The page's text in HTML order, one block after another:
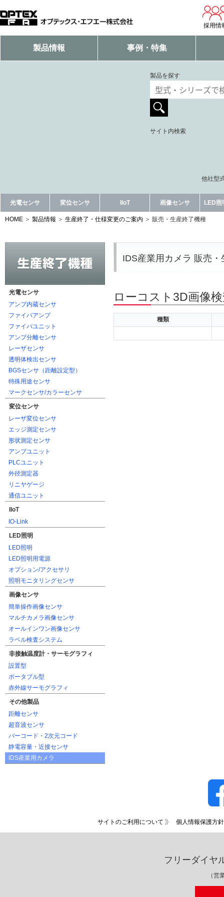
採用情
製品情報 事例・特集
製品を探す
サイト内検索
他社型
光電センサ 変位センサ IIoT 画像センサ LED照
HOME 製品情報 生産終了・仕様変更のご案内 販売・生産終了機種
光電センサ
アンプ内蔵センサ
ファイバアンプ
ファイバユニット
アンプ分離センサ
レーザセンサ
透明体検出センサ
BGSセンサ（距離設定型）
特殊用途センサ
マークセンサ/カラーセンサ
変位センサ
レーザ変位センサ
エッジ測定センサ
形状測定センサ
アンプユニット
PLCユニット
外径測定器
リニヤゲージ
通信ユニット
IIoT
IO-Link
LED照明
LED照明
LED照明用電源
オプション/アクセサリ
照明モニタリングセンサ
画像センサ
簡単操作画像センサ
マルチカメラ画像センサ
オールインワン画像センサ
ラベル検査システム
非接触温度計・サーモグラフィ
設置型
ポータブル型
赤外線サーモグラフィ
その他製品
距離センサ
超音波センサ
バーコード・2次元コード
静電容量・近接センサ
IDS産業用カメラ
IDS産業用カメラ 販売
ローコスト3D画像
種類
サイトのご利用について 個人情報保護方針
フリーダイヤ
（営